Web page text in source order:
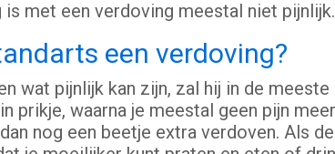
is met een verdoving meestal niet pijnlijk.
een verdoving?
wat pijnlijk kan zijn, zal hij in de
prikje, waarna je meestal geen pijn
nog een beetje extra verdoven. Als